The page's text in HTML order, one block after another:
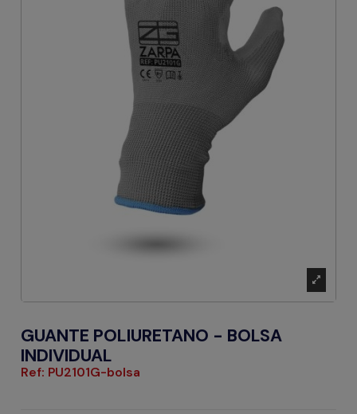
GUANTE POLIURETANO - BOLSA
INDIVIDUAL
Ref: PU2101G-bolsa